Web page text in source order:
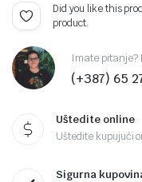
Did you like this
product.
Imate
(+387) 65
Uštedite online
Uštedite kupujući
Sigurna